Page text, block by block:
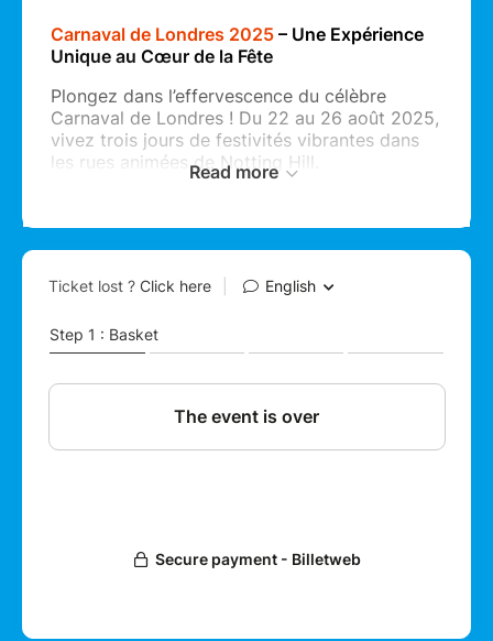
Carnaval de Londres 2025 – Une Expérience
Unique au Cœur de la Fête
Plongez dans l’effervescence du célèbre
Carnaval de Londres ! Du 22 au 26 août 2025,
vivez trois jours de festivités vibrantes dans
les rues animées de Notting Hill.
d’expériences : défilés spectaculaires,
performances de danse enflammées, concerts
cuisine exotique, et bien plus encore. Ne
soirées en plein air, les fêtes de rue, les food
courts aux saveurs épicées, et l’ambiance
incomparable des sound systems.
Profitez en également pour visiter Londres et
ses monuments incontournables.
Read more